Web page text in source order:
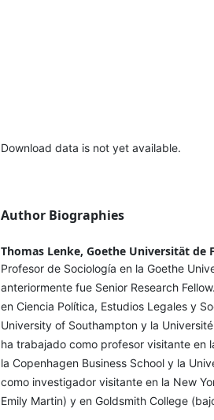
Download data is not yet available.
Author Biographies
Thomas Lenke, Goethe Universität de
Profesor de Sociología en la Goethe
anteriormente fue Senior Research
en Ciencia Política, Estudios Legales y
University of Southampton y la
ha trabajado como profesor visitante en
la Copenhagen Business School y la
como investigador visitante en la New
Emily Martin) y en Goldsmith College